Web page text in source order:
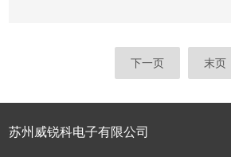
下一页 末页
苏州威锐科电子有限公司